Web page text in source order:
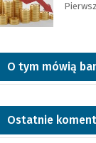
O tym mówią
Ostatnie